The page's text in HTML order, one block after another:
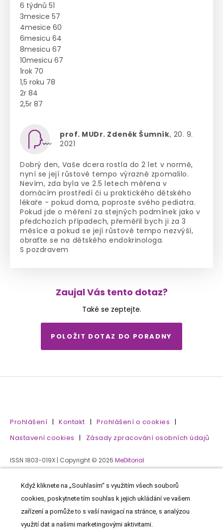
6 týdnů 51
3mesice 57
4mesice 60
6mesicu 64
8mesicu 67
10mesicu 67
1rok 70
1,5 roku 78
2r 84
2,5r 87
prof. MUDr. Zdeněk Šumník, 20. 9.
2021
Dobrý den, Vaše dcera rostla do 2 let v normě,
nyní se její růstové tempo výrazně zpomalilo.
Nevím, zda byla ve 2.5 letech měřena v
domácím prostředí či u praktického dětského
lékaře - pokud doma, poproste svého pediatra.
Pokud jde o měření za stejných podmínek jako v
předchozích případech, přeměřil bych ji za 3
měsíce a pokud se její růstové tempo nezvýší,
obraťte se na dětského endokrinologa.
S pozdravem
Zaujal Vás tento dotaz?
Také se zeptejte.
POLOŽIT DOTAZ DO PORADNY
Prohlášení | Kontakt | Prohlášení o cookies |
Nastavení cookies | Zásady zpracování osobních údajů
ISSN 1803-019X | Copyright © 2026 MeDitorial
Když kliknete na „Souhlasím“ s využitím všech souborů
cookies, poskytnete tím souhlas k jejich ukládání ve vašem
zařízení a pomůže to s vaší navigací na stránce, s analýzou
využití dat a našimi marketingovými aktivitami.